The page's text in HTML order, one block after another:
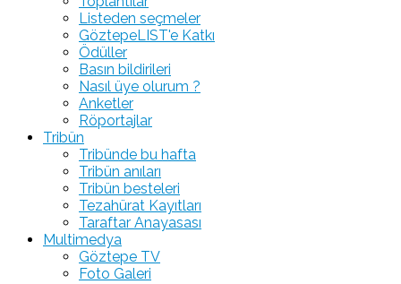
Listeden seçmeler
GöztepeLIST'e Katkı
Ödüller
Basın bildirileri
Nasıl üye olurum ?
Anketler
Röportajlar
Tribün
Tribünde bu hafta
Tribün anıları
Tribün besteleri
Tezahürat Kayıtları
Taraftar Anayasası
Multimedya
Göztepe TV
Foto Galeri